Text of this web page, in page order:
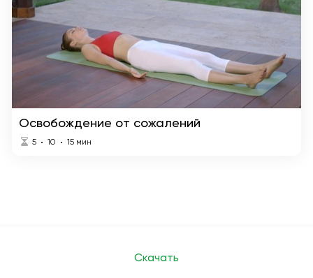
Освобождение от сожалений
5 10 15 мин
Скачать